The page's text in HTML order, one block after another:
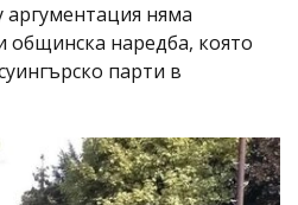
аргументация няма
наредба, която
парти в